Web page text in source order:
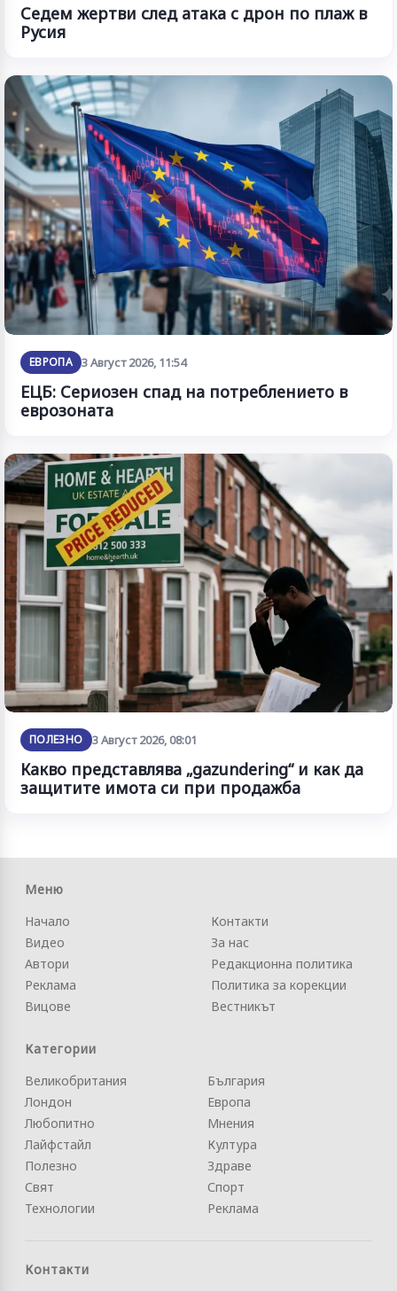
Седем жертви след атака с дрон по плаж в
Русия
ЕВРОПА 3 Август 2026, 11:54
ЕЦБ: Сериозен спад на потреблението в
еврозоната
ПОЛЕЗНО 3 Август 2026, 08:01
Какво представлява „gazundering“ и как да
защитите имота си при продажба
Меню
Начало
Видео
Автори
Реклама
Вицове
Контакти
За нас
Редакционна политика
Политика за корекции
Вестникът
Категории
Великобритания
Лондон
Любопитно
Лайфстайл
Полезно
Свят
Технологии
България
Европа
Мнения
Култура
Здраве
Спорт
Реклама
Контакти